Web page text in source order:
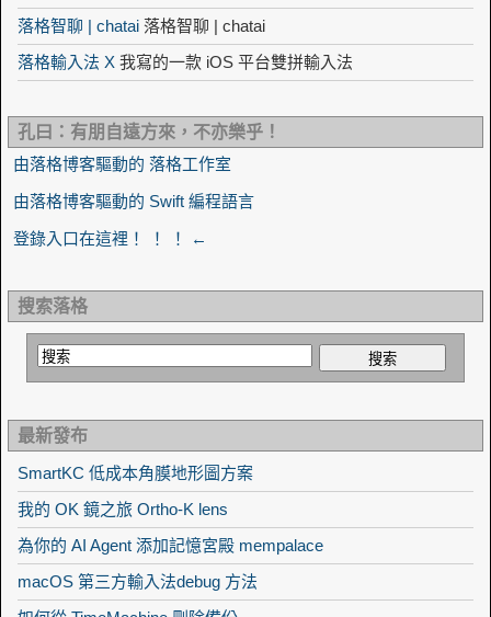
落格智聊 | chatai 落格智聊 | chatai
落格輸入法 X 我寫的一款 iOS 平台雙拼輸入法
孔曰：有朋自遠方來，不亦樂乎！
由落格博客驅動的 落格工作室
由落格博客驅動的 Swift 編程語言
登錄入口在這裡！ ！ ！ ←
搜索落格
最新發布
SmartKC 低成本角膜地形圖方案
我的 OK 鏡之旅 Ortho-K lens
為你的 AI Agent 添加記憶宮殿 mempalace
macOS 第三方輸入法debug 方法